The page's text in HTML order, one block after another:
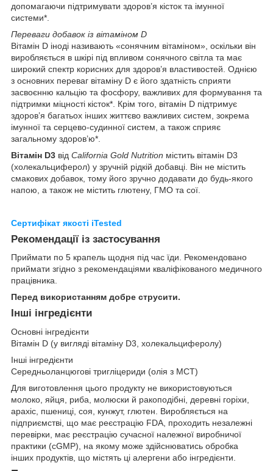
допомагаючи підтримувати здоров’я кісток та імунної
системи*.
Переваги добавок із вітаміном D
Вітамін D іноді називають «сонячним вітаміном», оскільки він
виробляється в шкірі під впливом сонячного світла та має
широкий спектр корисних для здоров’я властивостей. Однією
з основних переваг вітаміну D є його здатність сприяти
засвоєнню кальцію та фосфору, важливих для формування та
підтримки міцності кісток*. Крім того, вітамін D підтримує
здоров’я багатьох інших життєво важливих систем, зокрема
імунної та серцево-судинної систем, а також сприяє
загальному здоров’ю*.
Вітамін D3 від California Gold Nutrition містить вітамін D3
(холекальциферол) у зручній рідкій добавці. Він не містить
смакових добавок, тому його зручно додавати до будь-якого
напою, а також не містить глютену, ГМО та сої.
Сертифікат якості iTested
Рекомендації із застосування
Приймати по 5 крапель щодня під час їди. Рекомендовано
приймати згідно з рекомендаціями кваліфікованого медичного
працівника.
Перед використанням добре струсити.
Інші інгредієнти
Основні інгредієнти
Вітамін D (у вигляді вітаміну D3, холекальциферолу)
Інші інгредієнти
Середньоланцюгові тригліцериди (олія з MCT)
Для виготовлення цього продукту не використовуються
молоко, яйця, риба, молюски й ракоподібні, деревні горіхи,
арахіс, пшениці, соя, кунжут, глютен. Виробляється на
підприємстві, що має реєстрацію FDA, проходить незалежні
перевірки, має реєстрацію сучасної належної виробничої
практики (cGMP), на якому може здійснюватись обробка
інших продуктів, що містять ці алергени або інгредієнти.